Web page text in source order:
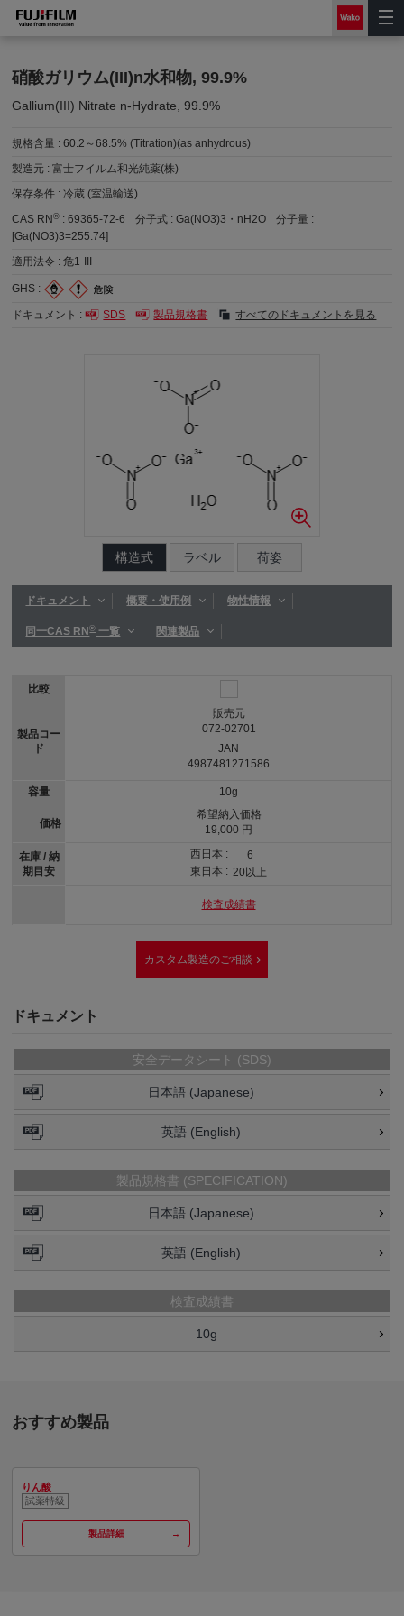
硝酸ガリウム(III)n水和物, 99.9%
Gallium(III) Nitrate n-Hydrate, 99.9%
規格含量 :60.2～68.5% (Titration)(as anhydrous)
製造元 :富士フイルム和光純薬(株)
保存条件 :冷蔵 (室温輸送)
CAS RN® :69365-72-6 分子式 :Ga(NO3)3・nH2O
分子量 :
[Ga(NO3)3=255.74]
適用法令 :危1-III
GHS :
ドキュメント : SDS 製品規格書 すべてのドキュメントを見る
構造式 ラベル 荷姿
ドキュメント 概要・使用例 物性情報
同一CAS RN®一覧 関連製品
比較
製品コー
ド
容量
価格
在庫 / 納
期目安
販売元
072-02701
JAN
4987481271586
10g
希望納入価格
19,000 円
西日本 :
6
東日本 : 20以上
検査成績書
カスタム製造のご相談
ドキュメント
安全データシート (SDS)
日本語 (Japanese)
英語 (English)
製品規格書 (SPECIFICATION)
日本語 (Japanese)
英語 (English)
検査成績書
10g
おすすめ製品
りん酸
試薬特級
製品詳細